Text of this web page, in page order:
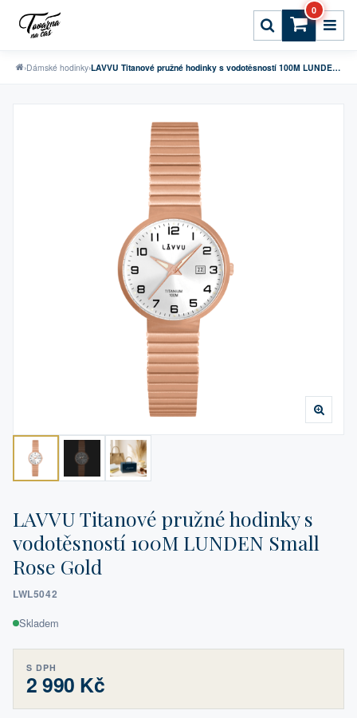
0
›Dámské hodinky› LAVVU Titanové pružné hodinky s vodotěsností 100M LUNDEN Small Rose Gold
LAVVU Titanové pružné hodinky s
vodotěsností 100M LUNDEN Small
Rose Gold
LWL5042
Skladem
S DPH
2 990 Kč